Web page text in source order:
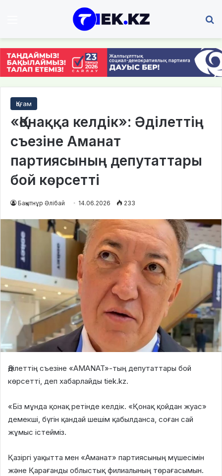
Қоғам
«Қонаққа келдік»: Әділеттің
съезіне Аманат
партиясының депутаттары
бой көрсетті
Бақытнұр Әлібай 14.06.2026 233
Әділеттің съезіне «AMANAT»-тың депутаттары бой
көрсетті, деп хабарлайды tiek.kz.
«Біз мұнда қонақ ретінде келдік. «Қонақ қойдан жуас»
демекші, бүгін қандай шешім қабылданса, соған сай
жұмыс істейміз.
Қазіргі уақытта мен «Аманат» партиясының мүшесімін
және Қарағанды облыстық филиалының төрағасымын.